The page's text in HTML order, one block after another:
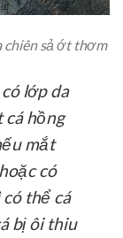
chiên sả ớt thơm
lớp da
cá hồng
mắt
có
thể cá
bị ôi thiu